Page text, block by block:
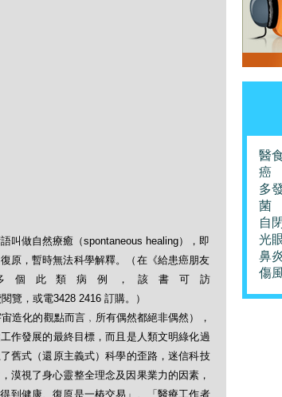
叫做自然療癒（spontaneous healing），即
原，暫時無法科學解釋。（在《給患癌朋友
個此類病例，該書可訪
覽，或電3428 2416 訂購。）
造化的觀點而言﹐所有偶然都絕非偶然），
作發展的最終目標，而且是人類文明綠化過
舊式（還原主義式）科學的歪路，迷信科技
漠視了身心靈整全理念及因果業力的因素，
到健康、復原是一樁交易」、「醫療工作者
醫
癌
多
菌
自
光
鼻
傷